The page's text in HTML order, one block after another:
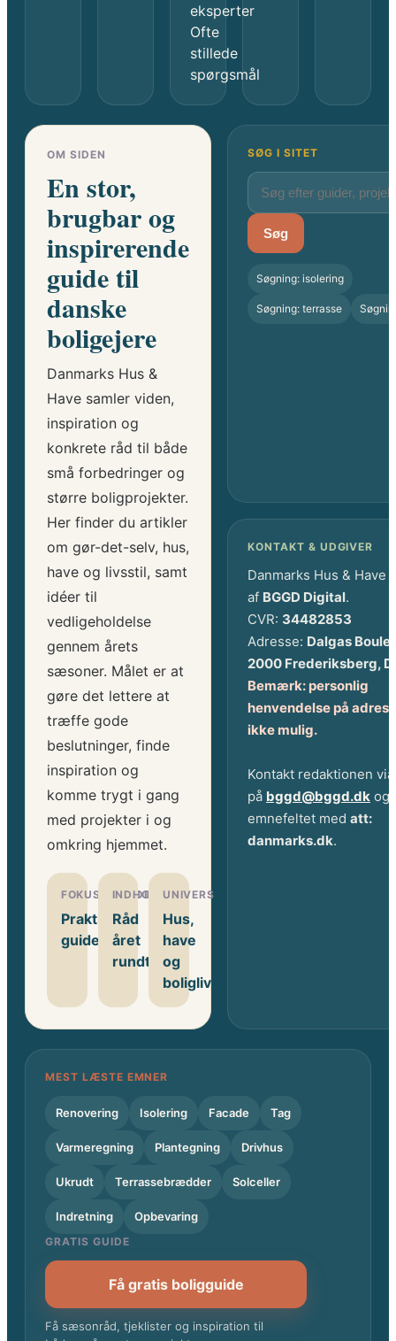
eksperter
Ofte
stillede
spørgsmål
OM SIDEN
En stor,
brugbar og
inspirerende
guide til
danske
boligejere
Danmarks Hus &
Have samler viden,
inspiration og
konkrete råd til både
små forbedringer og
større boligprojekter.
Her finder du artikler
om gør-det-selv, hus,
have og livsstil, samt
idéer til
vedligeholdelse
gennem årets
sæsoner. Målet er at
gøre det lettere at
træffe gode
beslutninger, finde
inspiration og
komme trygt i gang
med projekter i og
omkring hjemmet.
FOKUSOMRÅDE
Praktiske
guides
INDHOLD
Råd
året
rundt
UNIVERS
Hus,
have
og
boligliv
SØG I SITET
Søg
Søgning: isolering
Søgning: terrasse
KONTAKT & UDGIVER
Danmarks Hus & Have
af BGGD Digital.
CVR: 34482853
Adresse: Dalgas
2000 Frederiksberg,
Bemærk: personlig
henvendelse på
ikke mulig.
Kontakt redaktionen
på bggd@bggd.dk og
emnefeltet med att:
danmarks.dk.
MEST LÆSTE EMNER
Renovering Isolering Facade Tag
Varmeregning Plantegning Drivhus
Ukrudt Terrassebrædder Solceller
Indretning Opbevaring
GRATIS GUIDE
Få gratis boligguide
Få sæsonråd, tjeklister og inspiration til